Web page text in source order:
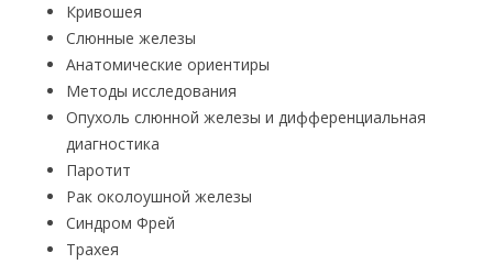
Кривошея
Слюнные железы
Анатомические ориентиры
Методы исследования
Опухоль слюнной железы и дифференциальная
диагностика
Паротит
Рак околоушной железы
Синдром Фрей
Трахея